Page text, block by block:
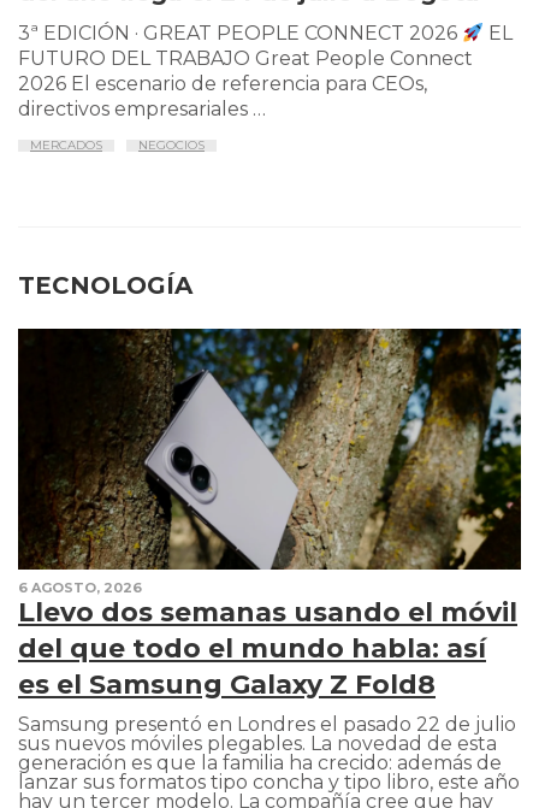
3ª EDICIÓN · GREAT PEOPLE CONNECT 2026
EL
FUTURO DEL TRABAJO Great People Connect
2026 El escenario de referencia para CEOs,
directivos empresariales …
MERCADOS NEGOCIOS
TECNOLOGÍA
6 AGOSTO, 2026
Llevo dos semanas usando el móvil
del que todo el mundo habla: así
es el Samsung Galaxy Z Fold8
Samsung presentó en Londres el pasado 22 de julio sus nuevos móviles plegables. La novedad de esta generación es que la familia ha crecido: además de lanzar sus formatos tipo concha y tipo libro, este año hay un tercer modelo. La compañía cree que hay usuarios que querían algo distinto y así es como nace el Galaxy Z Fold8. Y todo indica que va a ser el más deseado de la serie.Cuando lo sostuve por primera vez, mis primeras impresiones fueron claras: este formato era un cambio necesario. Samsung –y el resto de las compañías que desarrollan y fabrican smartphones plegables– lleva años invirtiendo en I+D en esta categoría con el foco puesto en hacer mejores componentes para conseguir, entre otras cosas, un pliegue menos visible o un dispositivo más fino sin sacrificar batería. Puede que la clave para convencer al gran público fuera darle el tamaño adecuado. Aunque, de momento, el precio seguirá siendo un problema.Diseño: un móvil que dan ganas de usar todo el ratoHablar de que estamos ante un diseño rompedor es decir una obviedad. Pero es que es el core de toda la experiencia. Samsung adopta por primera vez en su gama Fold este formato más corto y ancho y, aunque todo apunta a que pronto veremos un iPhone con unas proporciones similares, llegar el primero con una propuesta diferente tiene sus ventajas. La más inmediata es el factor sorpresa.Porque sí: nos hacía falta un soplo de aire fresco en este mundo en el que la mayoría de los smartphones son clones. Si además nos enfocamos en la categoría de los plegables, donde innovar se hace todavía más complicado, ese cambio resultaba aún más necesario.En mano se siente suave y agradable. Dan ganas de cogerlo y usarlo. Eso sí, no son todo luces: es un tamaño que tiene sentido y que permite ver mejor los contenidos tanto en la pantalla exterior como en la interior, además es más compacto que los hasta ahora Fold –Fold Ultra en esta generación, algo sobre lo que también comentaré más adelante– y se lleva más cómodamente en un bolsillo, pero se hace difícil usar el móvil con una sola mano. En mi caso no ha supuesto un problema ya que siempre escribo con ambas, para lo cual, de hecho, es mejor, pues al ser más ancho también lo es el teclado. Pero es algo que debes tener en cuenta.Para comparar con algo que está en el imaginario colectivo: mide 8,19 centímetros de ancho y un iPhone 17 mide 7,15 –y tampoco es el móvil más compacto del mercado–. ¿Se nota un centímetro? En el día a día, sí. Insisto en que a mí no me ha supuesto un problema e incluso agradezco el trocito extra porque mi uso habitual es con dos manos, pero tal vez haya quien lo sienta extraño.Evidentemente cuando lo usas desplegado vas a utilizar sí o sí las dos manos, empezando por el mero hecho de abrirlo –se puede con una, pero sinceramente no es un gesto muy natural de hacer–. Y es una pantalla que es una gozada y superfuncional: en horizontal para ver contenidos y en vertical para leer. Tiene prácticamente el mismo tamaño que una tablet mini y que un Kindle y su utilidad es evidente en vídeo, en juegos, en lectura… también se puede aprovechar para dividir la pantalla y enfocarse en productividad. Sorprende lo cómodo que es en el día a día y lo rápido que lo naturalizas, como si llevaras toda tu vida llevando un plegable en el bolsillo.El aspecto también mola. Directamente. El acabado en lavanda es muy cuqui, pero está también en blanco y en grafito –gris oscuro–. Al tacto es suave y me encanta lo fino que es –solo 0,45 desplegado, casi la mitad que un iPhone 17–, lo cual contribuye también a que sea bastante ligero (201 gramos). Esa delgadez paga su precio en algunas cosas: se calienta si le exiges mucho y –enfocado en el terreno de la construcción del dispositivo– los botones son obligatoriamente más pequeños. No es un drama tremendo, pero, por ejemplo, cuando vas a introducir la huella para el desbloqueo biométrico cuesta un poco.El último aspecto sobre el diseño que tengo que mencionar es la tecnología Flex Titanium. Samsung la incorpora en sus nuevos móviles plegables para reducir el pliegue de la pantalla y mejorar su resistencia. Es muy top y no se ve prácticamente el pliegue inicialmente. Es cierto que conforme va pasando el tiempo al abrir y cerrar habitualmente se va marcando más, pero es bastante impresionante el avance que se ha hecho aquí.En general en cuanto a diseño, el Samsung Galaxy Z Fold8 es una cara bonita que roba miradas allá donde va. Pero lo mejor es que no solo es eso.Pantalla: la versatilidad del dos por unoEl display es uno de los protagonistas fundamentales de este teléfono, tanto por el hecho de que tenga dos como porque uno de ellos –otra evidencia– se dobla.El Galaxy Z Fold8 tiene dos pantallas muy distintas, pero ambas ofrecen una calidad excelente. La exterior mide 5,5 pulgadas y es la que utilizarás para las tareas rápidas del día a día: responder un mensaje, consultar una dirección, mirar redes sociales, cambiar una canción o hacer una foto. No es especialmente grande, pero su formato más ancho permite escribir y navegar con bastante más comodidad que en otros plegables y no necesitas abrirlo todo el rato.Cuando lo haces, sus 7,6 pulgadas convierten el teléfono en una pequeña tableta que resulta especialmente agradable para leer, ver vídeos, jugar o utilizar dos aplicaciones al mismo tiempo. La imagen es muy nítida, los colores son intensos y los negros bastante profundos, algo habitual en las pantallas AMOLED de Samsung.Las dos cuentan además con una tasa de refresco adaptativa de hasta 120 Hz. Dicho de forma sencilla, las animaciones, el desplazamiento por las páginas y los juegos se ven muy fluidos. El móvil puede reducir automáticamente esa frecuencia cuando la imagen permanece quieta, por ejemplo mientras lees, para gastar menos batería.También incorporan Vision Booster, una tecnología que ajusta el brillo y el contraste para que la pantalla siga viéndose bien cuando hay mucha luz. Si bien no es el mejor display que he probado en pleno verano en España, en exteriores cumple: incluso bajo el sol, el contenido se distingue con bastante claridad.Rendimiento: la potencia de lo último de QualcommPor dentro, el Galaxy Z Fold8 está a la altura y es un móvil de gama alta en toda regla. El procesador Snapdragon 8 Elite Gen 5 y sus 12 GB de memoria RAM hacen que todo se mueva con rapidez: las aplicaciones se abren al instante, la multitarea funciona de forma fluida y tampoco presenta problemas al ejecutar otros programas más exigentes.La potencia, por tanto, no es el problema. La principal limitación está en su delgadez. Cuando se le exige durante bastante tiempo, el teléfono se calienta y puede reducir automáticamente el brillo y el rendimiento para controlar la temperatura. En un uso cotidiano apenas se aprecia, pero sí puede hacerlo quien juegue durante sesiones prolongadas o utilice aplicaciones que requieran más recursos.No es un móvil lento ni mucho menos: está entre los plegables más potentes del mercado. Simplemente, su cuerpo tan fino no le permite mantener toda esa potencia durante tanto tiempo como otros dispositivos con más espacio para refrigerarse.Software: fluye entre dos aguasEl software es una parte fundamental en cualquier plegable porque no basta con ofrecer una pantalla más grande: también hay que conseguir que las aplicaciones y la interfaz sepan aprovecharla. En este caso, Samsung lleva ventaja por los años que acumula trabajando en esta categoría.El Galaxy Z Fold8 llega con One UI 9, una capa muy bien adaptada tanto a la pantalla exterior como a la interior. Al desplegar el móvil, el contenido se reorganiza para ocupar el nuevo espacio y normalmente la transición entre ambas pantallas resulta fluida. No tienes la sensación de pasar del móvil a otro dispositivo distinto, sino simplemente de ampliar lo que estabas haciendo.La multitarea es donde más sentido cobra. La pantalla se puede dividir en dos o incluso en tres partes para utilizar varias aplicaciones simultáneamente. Por ejemplo, puedes tener abierto Google Maps mientras respondes un mensaje, consultar una página web mientras escribes unas notas o ver un vídeo sin dejar de atender otras tareas. Cambiar el tamaño de las ventanas y pasar de una a otra es sencillo y, aunque no todas las aplicaciones están igual de bien adaptadas, la experiencia general funciona muy bien.La inteligencia artificial también tiene bastante presencia, como ocurre ya en el resto de los móviles de gama alta de Samsung. Entre las novedades está Now Nudge, que propone acciones en función de lo que estás haciendo, y Photo Assist, que permite modificar fotografías mediante instrucciones escritas y comparar el resultado con la imagen original aprovechando la pantalla interior.Son herramientas útiles en momentos concretos, pero no diría que la IA sea el principal motivo para elegir este teléfono. Lo verdaderamente diferencial sigue siendo cómo el software aprovecha sus dos pantallas y facilita utilizar varias aplicaciones al mismo tiempo.Samsung promete además hasta siete generaciones de actualizaciones del sistema operativo y de seguridad. Es un compromiso especialmente importante en un móvil con este precio, que debería poder utilizarse durante muchos años.Cámaras: el gran talón de AquilesLas cámaras son uno de los apartados en los que Samsung ha hecho concesiones para conseguir este formato más compacto. El Galaxy Z Fold8 incorpora dos sensores traseros de 50 megapíxeles: uno principal y un ultra gran angular. No hay teleobjetivo, una ausencia que resulta difícil de justificar en un móvil de este precio y que marca una diferencia importante con el Fold8 Ultra.La cámara principal ofrece buenos resultados, especialmente cuando hay suficiente luz. Las imágenes tienen detalle, un buen rango dinámico y los colores intensos habituales en el procesado de Samsung. El ultra gran angular también cumple y supone una mejora importante, aunque no alcanza la versatilidad que ofrecería una tercera cámara dedicada al zoom.El problema aparece prec